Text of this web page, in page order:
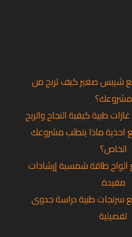
شيبس صغير كيف تربح من
مشروعك؟
طبية كيفية النجاح والربح
ماذا يتطلب مشروعك
الخاص؟
طاقة شمسية إرشادات
مفيدة
سرنجات طبية دراسة جدوى
تفصيلية